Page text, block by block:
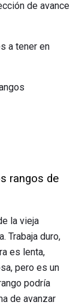
de avance
a tener en
rangos de
la vieja
Trabaja duro,
es lenta,
pero es un
podría
de avanzar